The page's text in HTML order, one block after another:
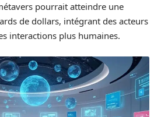
pourrait atteindre une
de dollars, intégrant des acteurs
interactions plus humaines.